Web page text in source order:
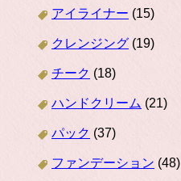
アイライナー (15)
クレンジング (19)
チーク (18)
ハンドクリーム (21)
パック (37)
ファンデーション (48)